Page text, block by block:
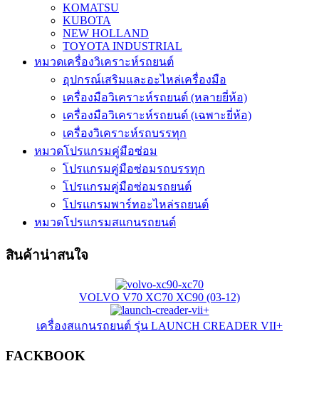
KOMATSU
KUBOTA
NEW HOLLAND
TOYOTA INDUSTRIAL
หมวดเครื่องวิเคราะห์รถยนต์
อุปกรณ์เสริมและอะไหล่เครื่องมือ
เครื่องมือวิเคราะห์รถยนต์ (หลายยี่ห้อ)
เครื่องมือวิเคราะห์รถยนต์ (เฉพาะยี่ห้อ)
เครื่องวิเคราะห์รถบรรทุก
หมวดโปรแกรมคู่มือซ่อม
โปรแกรมคู่มือซ่อมรถบรรทุก
โปรแกรมคู่มือซ่อมรถยนต์
โปรแกรมพาร์ทอะไหล่รถยนต์
หมวดโปรแกรมสแกนรถยนต์
สินค้าน่าสนใจ
VOLVO V70 XC70 XC90 (03-12)
เครื่องสแกนรถยนต์ รุ่น LAUNCH CREADER VII+
FACKBOOK